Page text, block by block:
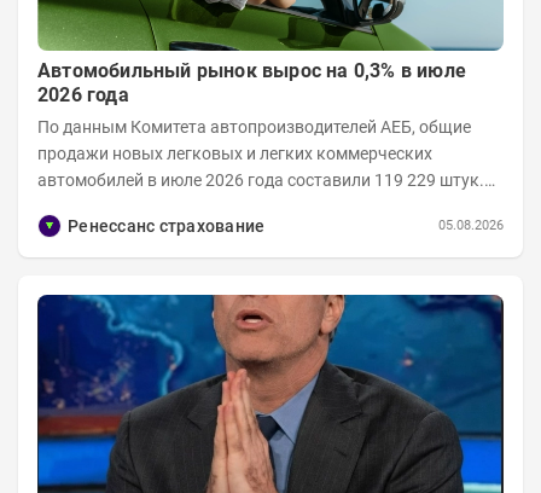
Автомобильный рынок вырос на 0,3% в июле
2026 года
По данным Комитета автопроизводителей АЕБ, общие
продажи новых легковых и легких коммерческих
автомобилей в июле 2026 года составили 119 229 штук.
Ренессанс страхование
05.08.2026